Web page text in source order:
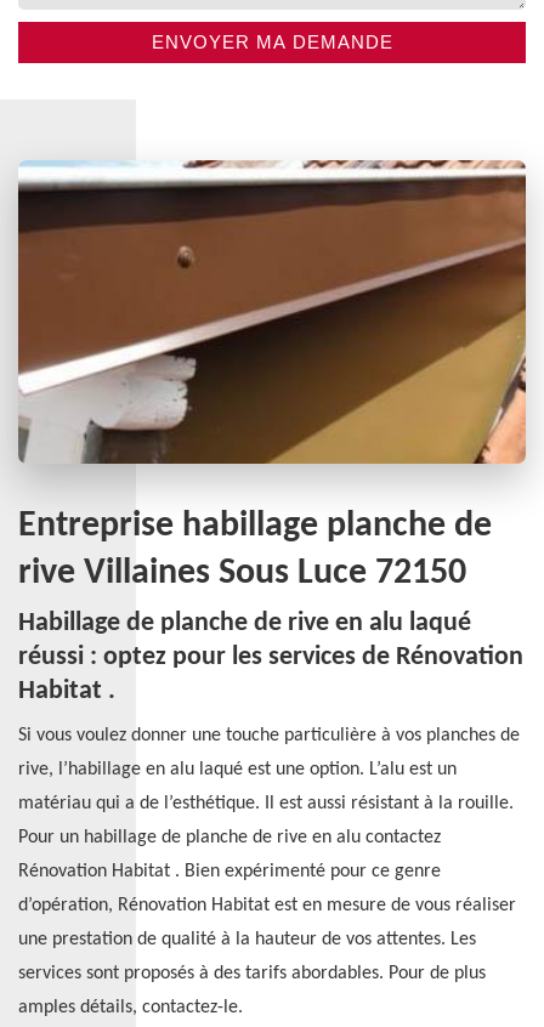
Entreprise habillage planche de
rive Villaines Sous Luce 72150
Habillage de planche de rive en alu laqué
réussi : optez pour les services de Rénovation
Habitat .
Si vous voulez donner une touche particulière à vos planches de
rive, l’habillage en alu laqué est une option. L’alu est un
matériau qui a de l’esthétique. Il est aussi résistant à la rouille.
Pour un habillage de planche de rive en alu contactez
Rénovation Habitat . Bien expérimenté pour ce genre
d’opération, Rénovation Habitat est en mesure de vous réaliser
une prestation de qualité à la hauteur de vos attentes. Les
services sont proposés à des tarifs abordables. Pour de plus
amples détails, contactez-le.